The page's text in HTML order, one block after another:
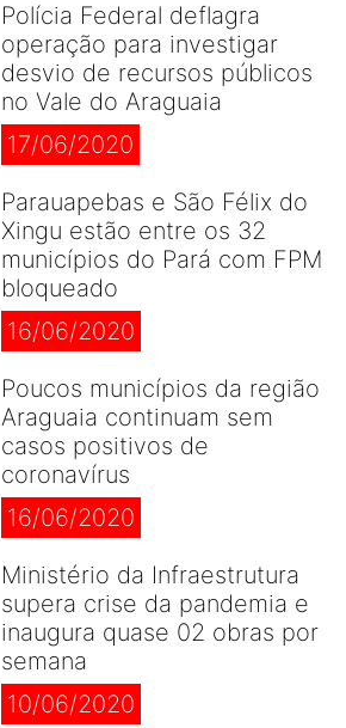
Polícia Federal deflagra
operação para investigar
desvio de recursos públicos
no Vale do Araguaia
17/06/2020
Parauapebas e São Félix do
Xingu estão entre os 32
municípios do Pará com FPM
bloqueado
16/06/2020
Poucos municípios da região
Araguaia continuam sem
casos positivos de
coronavírus
16/06/2020
Ministério da Infraestrutura
supera crise da pandemia e
inaugura quase 02 obras por
semana
10/06/2020